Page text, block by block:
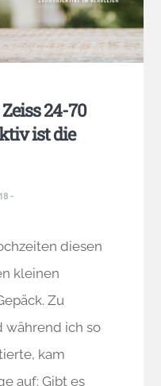
24-70
ist die
-
diesen
kleinen
Zu
während ich so
kam
auf: Gibt es